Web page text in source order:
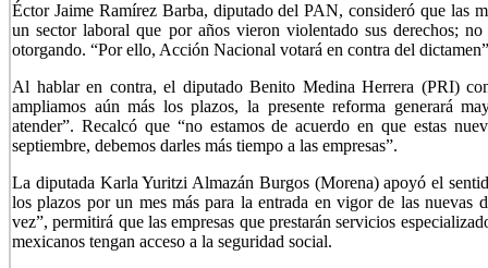
Éctor Jaime Ramírez Barba, diputado del PAN, consideró que las
un sector laboral que por años vieron violentado sus derechos;
otorgando. “Por ello, Acción Nacional votará en contra del
Al hablar en contra, el diputado Benito Medina Herrera (PRI)
ampliamos aún más los plazos, la presente reforma generará
atender”. Recalcó que “no estamos de acuerdo en que estas
septiembre, debemos darles más tiempo a las empresas”.
La diputada Karla Yuritzi Almazán Burgos (Morena) apoyó el
los plazos por un mes más para la entrada en vigor de las nuevas
vez”, permitirá que las empresas que prestarán servicios
mexicanos tengan acceso a la seguridad social.